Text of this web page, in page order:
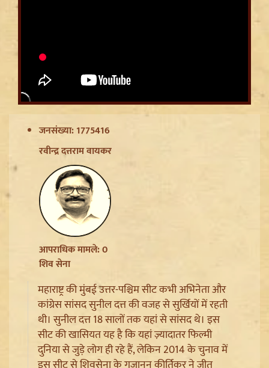
Sanjay Raut on Ram Mandir: 'राम के नाम पर लूट हो रही',
चढ़ावा चोरी के मुद्दे पर Shiv Sena UBT का हमला
जनसंख्या: 1775416
रवीन्द्र दत्तराम वायकर
आपराधिक मामले: 0
शिव सेना
महाराष्ट्र की मुंबई उत्तर-पश्चिम सीट कभी अभिनेता और
कांग्रेस सांसद सुनील दत्त की वजह से सुर्खियों में रहती
थी। सुनील दत्त 18 सालों तक यहां से सांसद थे। इस
सीट की खासियत यह है कि यहां ज़्यादातर फिल्मी
दुनिया से जुड़े लोग ही रहे हैं, लेकिन 2014 के चुनाव में